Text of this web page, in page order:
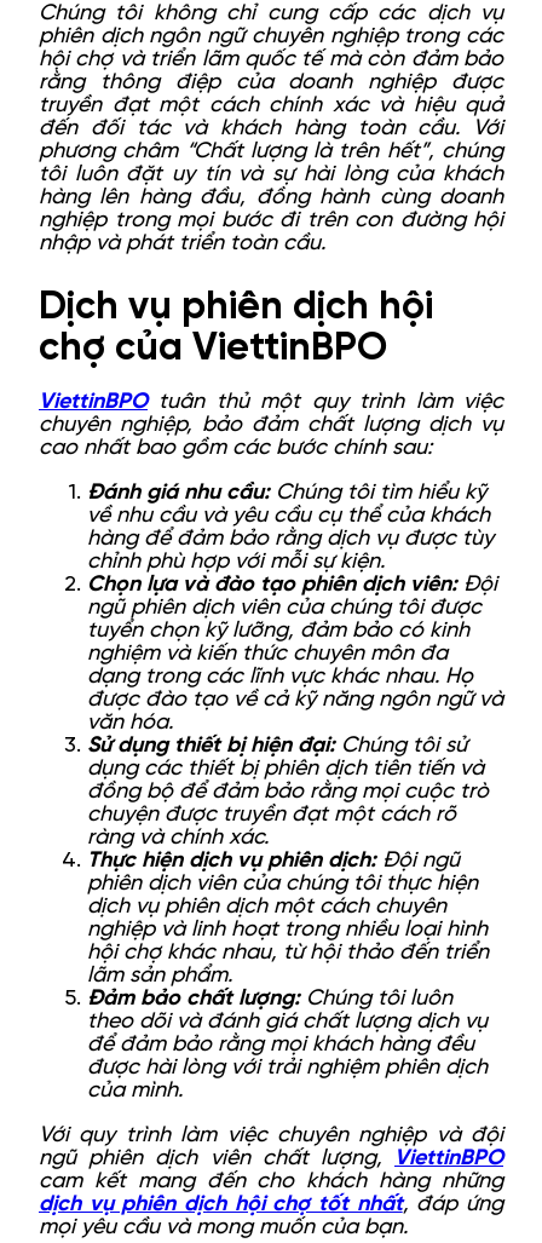
Chúng tôi không chỉ cung cấp các dịch vụ
phiên dịch ngôn ngữ chuyên nghiệp trong các
hội chợ và triển lãm quốc tế mà còn đảm bảo
rằng thông điệp của doanh nghiệp được
truyền đạt một cách chính xác và hiệu quả
đến đối tác và khách hàng toàn cầu. Với
phương châm “Chất lượng là trên hết”, chúng
tôi luôn đặt uy tín và sự hài lòng của khách
hàng lên hàng đầu, đồng hành cùng doanh
nghiệp trong mọi bước đi trên con đường hội
nhập và phát triển toàn cầu.
Dịch vụ phiên dịch hội
chợ của ViettinBPO
ViettinBPOtuân thủ một quy trình làm việc
chuyên nghiệp, bảo đảm chất lượng dịch vụ
cao nhất bao gồm các bước chính sau:
Đánh giá nhu cầu:Chúng tôi tìm hiểu kỹ
về nhu cầu và yêu cầu cụ thể của khách
hàng để đảm bảo rằng dịch vụ được tùy
chỉnh phù hợp với mỗi sự kiện.
Chọn lựa và đào tạo phiên dịch viên:Đội
ngũ phiên dịch viên của chúng tôi được
tuyển chọn kỹ lưỡng, đảm bảo có kinh
nghiệm và kiến thức chuyên môn đa
dạng trong các lĩnh vực khác nhau. Họ
được đào tạo về cả kỹ năng ngôn ngữ và
văn hóa.
Sử dụng thiết bị hiện đại:Chúng tôi sử
dụng các thiết bị phiên dịch tiên tiến và
đồng bộ để đảm bảo rằng mọi cuộc trò
chuyện được truyền đạt một cách rõ
ràng và chính xác.
Thực hiện dịch vụ phiên dịch:Đội ngũ
phiên dịch viên của chúng tôi thực hiện
dịch vụ phiên dịch một cách chuyên
nghiệp và linh hoạt trong nhiều loại hình
hội chợ khác nhau, từ hội thảo đến triển
lãm sản phẩm.
Đảm bảo chất lượng:Chúng tôi luôn
theo dõi và đánh giá chất lượng dịch vụ
để đảm bảo rằng mọi khách hàng đều
được hài lòng với trải nghiệm phiên dịch
của mình.
Với quy trình làm việc chuyên nghiệp và đội
ngũ phiên dịch viên chất lượng,
ViettinBPO
cam kết mang đến cho khách hàng những
dịch vụ phiên dịch hội chợ tốt nhất, đáp ứng
mọi yêu cầu và mong muốn của bạn.